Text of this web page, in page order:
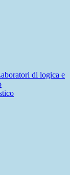
di logica e